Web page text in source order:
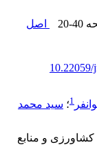
20-40
اصل
10.22059/
1؛ سید محمد
و منابع